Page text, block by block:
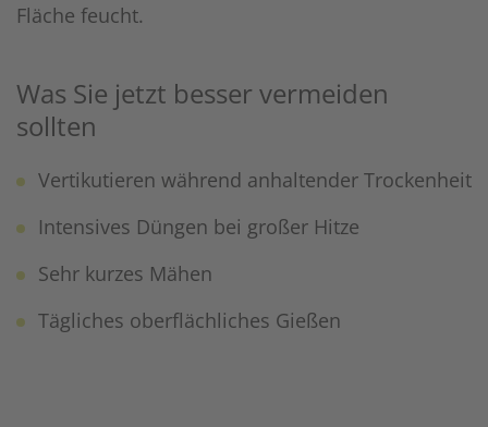
Fläche feucht.
Was Sie jetzt besser vermeiden
sollten
Vertikutieren während anhaltender Trockenheit
Intensives Düngen bei großer Hitze
Sehr kurzes Mähen
Tägliches oberflächliches Gießen